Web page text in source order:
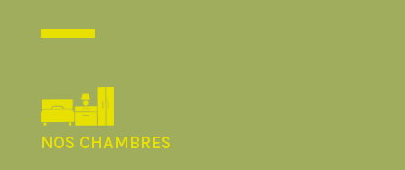
NOS CHAMBRES